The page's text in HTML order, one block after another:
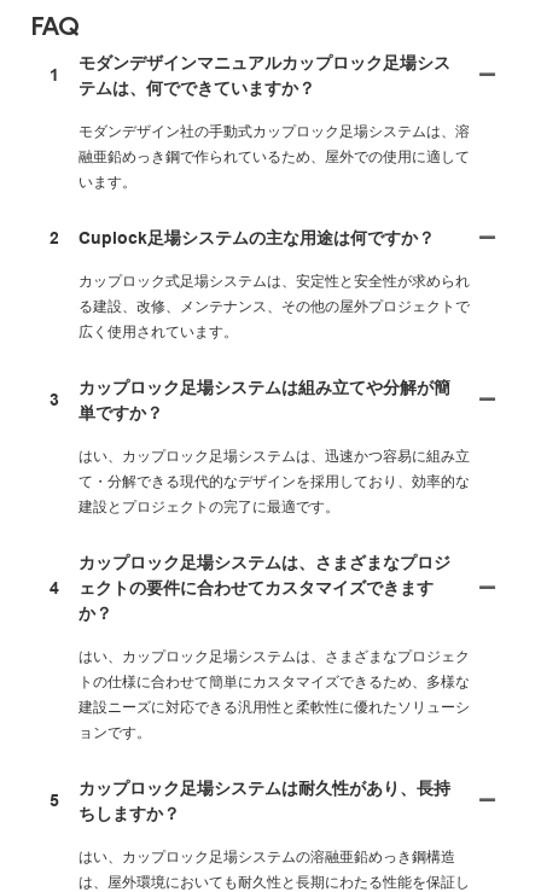
FAQ
1
モダンデザインマニュアルカップロック足場シス
テムは、何でできていますか？
モダンデザイン社の手動式カップロック足場システムは、溶
融亜鉛めっき鋼で作られているため、屋外での使用に適して
います。
2 Cuplock足場システムの主な用途は何ですか？
カップロック式足場システムは、安定性と安全性が求められ
る建設、改修、メンテナンス、その他の屋外プロジェクトで
広く使用されています。
3
カップロック足場システムは組み立てや分解が簡
単ですか？
はい、カップロック足場システムは、迅速かつ容易に組み立
て・分解できる現代的なデザインを採用しており、効率的な
建設とプロジェクトの完了に最適です。
4
カップロック足場システムは、さまざまなプロジ
ェクトの要件に合わせてカスタマイズできます
か？
はい、カップロック足場システムは、さまざまなプロジェク
トの仕様に合わせて簡単にカスタマイズできるため、多様な
建設ニーズに対応できる汎用性と柔軟性に優れたソリューシ
ョンです。
5
カップロック足場システムは耐久性があり、長持
ちしますか？
はい、カップロック足場システムの溶融亜鉛めっき鋼構造
は、屋外環境においても耐久性と長期にわたる性能を保証し